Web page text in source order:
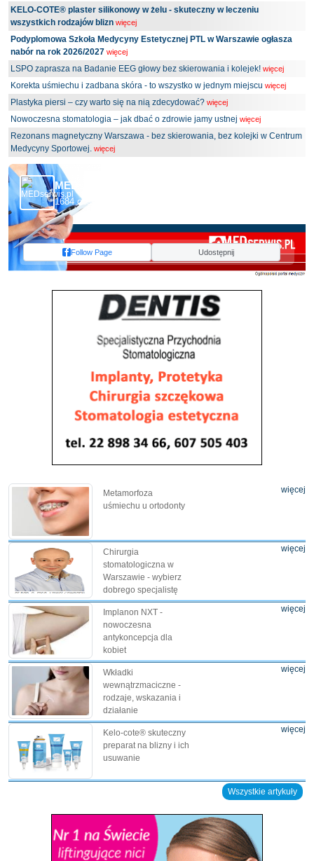
KELO-COTE® plaster silikonowy w żelu - skuteczny w leczeniu
wszystkich rodzajów blizn więcej
Podyplomowa Szkoła Medycyny Estetycznej PTL w Warszawie ogłasza
nabór na rok 2026/2027 więcej
LSPO zaprasza na Badanie EEG głowy bez skierowania i kolejek! więcej
Korekta uśmiechu i zadbana skóra - to wszystko w jednym miejscu więcej
Plastyka piersi – czy warto się na nią zdecydować? więcej
Nowoczesna stomatologia – jak dbać o zdrowie jamy ustnej więcej
Rezonans magnetyczny Warszawa - bez skierowania, bez kolejki w Centrum
Medycyny Sportowej. więcej
MEDserwis.pl - Ogólnopolski Portal Medyczny
1684 obserwujących
Follow Page Udostępnij
Metamorfoza
uśmiechu u ortodonty
więcej
Chirurgia
stomatologiczna w
Warszawie - wybierz
dobrego specjalistę
więcej
Implanon NXT -
nowoczesna
antykoncepcja dla
kobiet
więcej
Wkładki
wewnątrzmaciczne -
rodzaje, wskazania i
działanie
więcej
Kelo-cote® skuteczny
preparat na blizny i ich
usuwanie
więcej
Wszystkie artykuły